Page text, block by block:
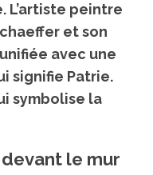
L’artiste peintre
et son
avec une
signifie Patrie.
symbolise la
le mur